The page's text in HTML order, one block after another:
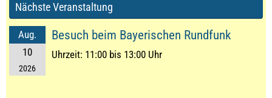
Nächste Veranstaltung
Aug.
10
2026
Besuch beim Bayerischen Rundfunk
Uhrzeit: 11:00 bis 13:00 Uhr